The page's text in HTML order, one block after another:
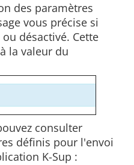
des paramètres
vous précise si
désactivé. Cette
la valeur du
consulter
définis pour l'envoi
K-Sup :